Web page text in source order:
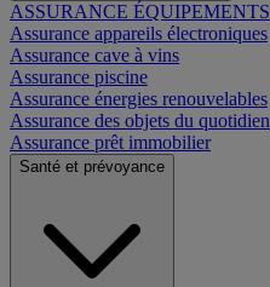
ASSURANCE ÉQUIPEMENTS
Assurance appareils électroniques
Assurance cave à vins
Assurance piscine
Assurance énergies renouvelables
Assurance des objets du quotidien
Assurance prêt immobilier
Santé et prévoyance